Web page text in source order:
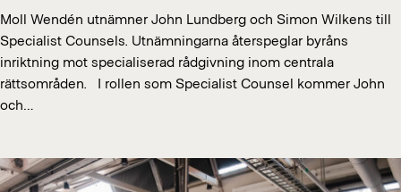
Moll Wendén utnämner John Lundberg och Simon Wilkens till
Specialist Counsels. Utnämningarna återspeglar byråns
inriktning mot specialiserad rådgivning inom centrala
rättsområden. I rollen som Specialist Counsel kommer John
och…